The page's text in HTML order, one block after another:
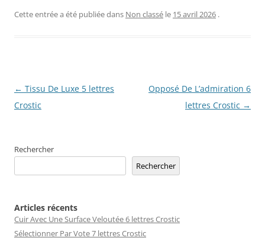
Cette entrée a été publiée dans Non classé le 15 avril 2026 .
Navigation
des
← Tissu De Luxe 5 lettres
Crostic
Opposé De L’admiration 6
lettres Crostic →
Rechercher
Rechercher
Articles récents
Cuir Avec Une Surface Veloutée 6 lettres Crostic
Sélectionner Par Vote 7 lettres Crostic